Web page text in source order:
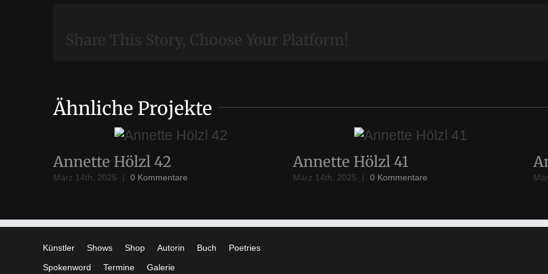
Share This Story, Choose Your Platform!
Ähnliche Projekte
Annette Hölzl 42
März 14th, 2025 | 0 Kommentare
Annette Hölzl 41
März 14th, 2025 | 0 Kommentare
Künstler Shows Shop Autorin Buch
Poetries
Spokenword
Termine Galerie